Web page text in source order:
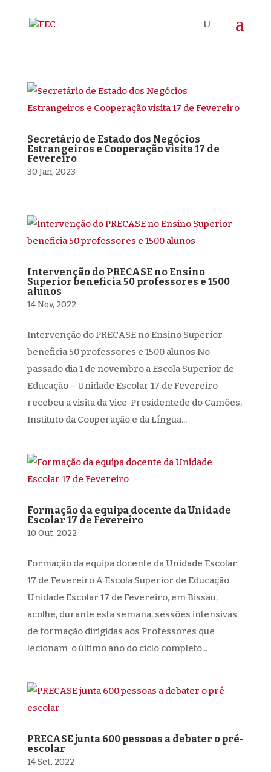
Secretário de Estado dos Negócios
Estrangeiros e Cooperação visita 17 de
Fevereiro
30 Jan, 2023
Intervenção do PRECASE no Ensino
Superior beneficia 50 professores e 1500
alunos
14 Nov, 2022
Intervenção do PRECASE no Ensino Superior
beneficia 50 professores e 1500 alunos No
passado dia 1 de novembro a Escola Superior de
Educação – Unidade Escolar 17 de Fevereiro
recebeu a visita da Vice-Presidentede do Camões,
Instituto da Cooperação e da Língua...
Formação da equipa docente da Unidade
Escolar 17 de Fevereiro
10 Out, 2022
Formação da equipa docente da Unidade Escolar
17 de Fevereiro A Escola Superior de Educação
Unidade Escolar 17 de Fevereiro, em Bissau,
acolhe, durante esta semana, sessões intensivas
de formação dirigidas aos Professores que
lecionam o último ano do ciclo completo...
PRECASE junta 600 pessoas a debater o pré-
escolar
14 Set, 2022